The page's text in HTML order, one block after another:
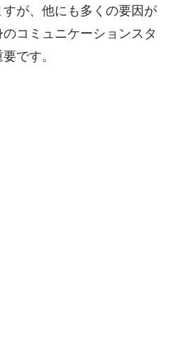
が、他にも多くの要因が
コミュニケーションスタ
です。